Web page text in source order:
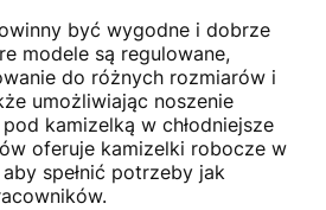
być wygodne i dobrze
modele są regulowane,
do różnych rozmiarów i
umożliwiając noszenie
kamizelką w chłodniejsze
oferuje kamizelki robocze w
spełnić potrzeby jak